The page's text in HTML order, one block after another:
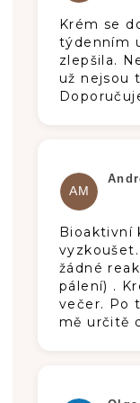
Krém se
týdenním
zlepšila.
už nejsou
AM
Bioaktivní
žádné
pálení) .
večer. Po
mě určitě